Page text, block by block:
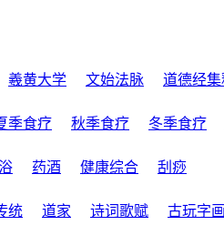
羲黄大学 文始法脉
道德经集
季食疗 秋季食疗 冬季食疗
药酒 健康综合
刮痧
统 道家 诗词歌赋 古玩字画